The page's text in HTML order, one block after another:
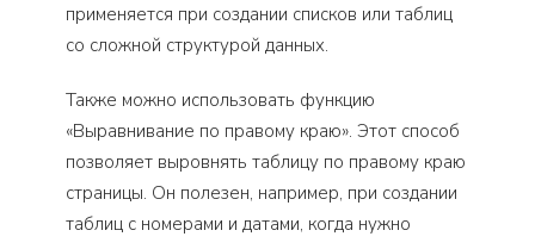
применяется при создании списков или таблиц
со сложной структурой данных.
Также можно использовать функцию
«Выравнивание по правому краю». Этот способ
позволяет выровнять таблицу по правому краю
страницы. Он полезен, например, при создании
таблиц с номерами и датами, когда нужно